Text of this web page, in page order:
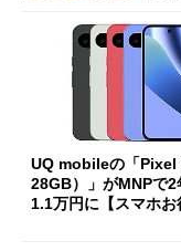
UQ mobileの「Pixel
28GB）」がMNPで2
1.1万円に【スマホお